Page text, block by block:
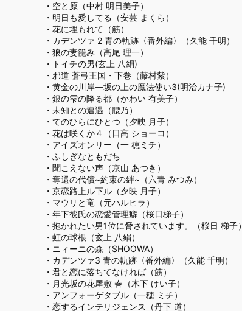
・ 空と原（中村 明日美子）
・ 明日も愛してる（安芸 まくら）
・ 花に埋もれて（筋）
・ カデンツァ 2 青の軌跡〈番外編〉（久能 千明）
・ 狼の妻籠み（高尾 理一）
・ トイチの男(玄上 八絹)
・ 邪道 蒼弓王国・下巻（藤村紫）
・ 黄金の川岸―坂の上の魔法使い3(明治カナ子)
・ 銀の雫の降る都（かわい 有美子）
・ 未知との遭遇（腰乃）
・ てのひらにひとつ（夕映 月子）
・ 花は咲くか４（日高 ショーコ）
・ アイズオンリー（一 穂ミチ）
・ ふしぎなともだち
・ 聞こえない声（京山 あつき）
・ 奪還の代償~約束の絆~（六青 みつみ）
・ 京恋路上ル下ル（夕映 月子）
・ マウリと竜（元ハルヒラ）
・ 年下彼氏の恋愛管理癖（桜日梯子）
・ 抱かれたい男1位に脅されています。（桜日 梯子）
・ 虹の球根（玄上 八絹）
・ ニィーニの森（SHOOWA）
・ カデンツァ3 青の軌跡〈番外編〉（久能 千明）
・ 君と恋に落ちてなければ（筋）
・ 月光坂の花屋敷 春（木下 けい子）
・ アンフォーゲタブル（一穂 ミチ）
・ 恋するインテリジェンス（丹下 道）